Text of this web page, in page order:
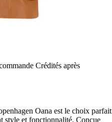
Crédités après
Oana est le choix parfait
style et fonctionnalité. Conçue